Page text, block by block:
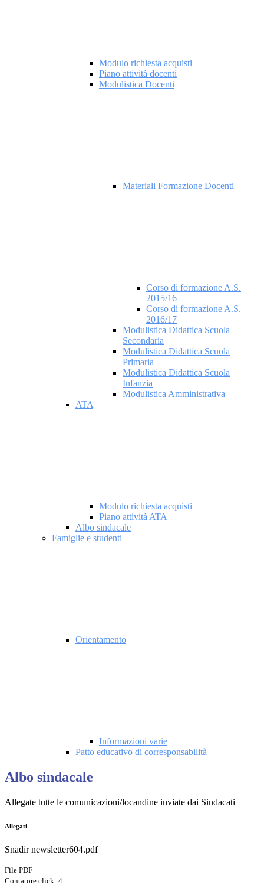
Modulo richiesta acquisti
Piano attività docenti
Modulistica Docenti
Materiali Formazione Docenti
Corso di formazione A.S.
2015/16
Corso di formazione A.S.
2016/17
Modulistica Didattica Scuola
Secondaria
Modulistica Didattica Scuola
Primaria
Modulistica Didattica Scuola
Infanzia
Modulistica Amministrativa
ATA
Modulo richiesta acquisti
Piano attività ATA
Albo sindacale
Famiglie e studenti
Orientamento
Informazioni varie
Patto educativo di corresponsabilità
Albo sindacale
Allegate tutte le comunicazioni/locandine inviate dai Sindacati
Allegati
Snadir newsletter604.pdf
File PDF
Contatore click: 4